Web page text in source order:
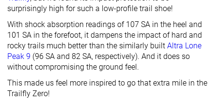
disponibles
Ancho
Estación
Todas las
estaciones
Todas las
estaciones
Removable
insole
✓ ✓ ✓
Orthotic
friendly
✓ ✓ ✓
surprisingly high for such a low-profile trail shoe!
With shock absorption readings of 107 SA in the heel and
101 SA in the forefoot, it dampens the impact of hard and
rocky trails much better than the similarly built Altra Lone
Peak 9 (96 SA and 82 SA, respectively). And it does so
without compromising the ground feel.
This made us feel more inspired to go that extra mile in the
Trailfly Zero!